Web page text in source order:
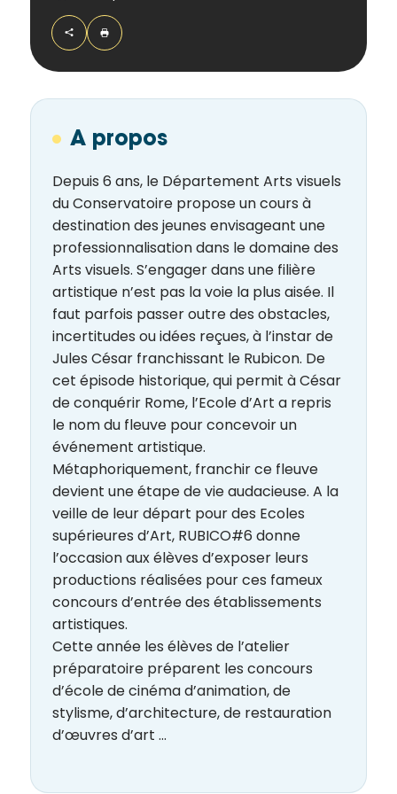
A propos
Depuis 6 ans, le Département Arts visuels
du Conservatoire propose un cours à
destination des jeunes envisageant une
professionnalisation dans le domaine des
Arts visuels. S’engager dans une filière
artistique n’est pas la voie la plus aisée. Il
faut parfois passer outre des obstacles,
incertitudes ou idées reçues, à l’instar de
Jules César franchissant le Rubicon. De
cet épisode historique, qui permit à César
de conquérir Rome, l’Ecole d’Art a repris
le nom du fleuve pour concevoir un
événement artistique.
Métaphoriquement, franchir ce fleuve
devient une étape de vie audacieuse. A la
veille de leur départ pour des Ecoles
supérieures d’Art, RUBICO#6 donne
l’occasion aux élèves d’exposer leurs
productions réalisées pour ces fameux
concours d’entrée des établissements
artistiques.
Cette année les élèves de l’atelier
préparatoire préparent les concours
d’école de cinéma d’animation, de
stylisme, d’architecture, de restauration
d’œuvres d’art ...
partenaires.
(*Champs
êtes déjà
inscrit(e)
et que
vous
voulez
vous
désinscrire
cliquez ici.